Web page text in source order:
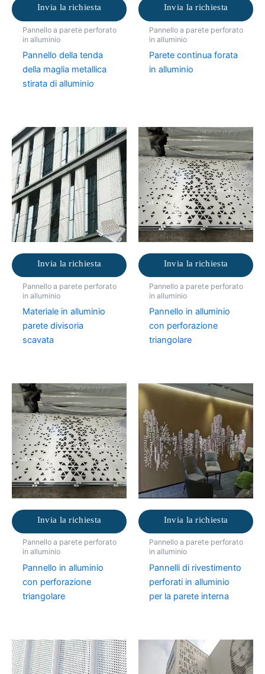
Invia la richiesta
Pannello a parete perforato
in alluminio
Pannello della tenda
della maglia metallica
stirata di alluminio
Invia la richiesta
Pannello a parete perforato
in alluminio
Parete continua forata
in alluminio
Invia la richiesta
Pannello a parete perforato
in alluminio
Materiale in alluminio
parete divisoria
scavata
Invia la richiesta
Pannello a parete perforato
in alluminio
Pannello in alluminio
con perforazione
triangolare
Invia la richiesta
Pannello a parete perforato
in alluminio
Pannello in alluminio
con perforazione
triangolare
Invia la richiesta
Pannello a parete perforato
in alluminio
Pannelli di rivestimento
perforati in alluminio
per la parete interna